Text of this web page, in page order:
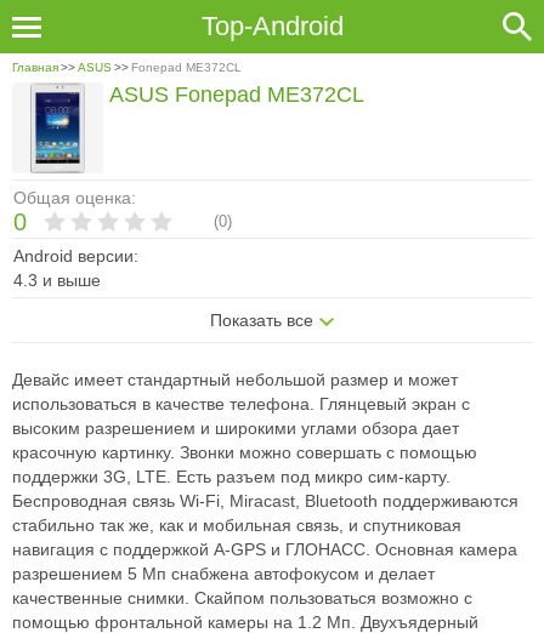
Top-Android
Главная>>ASUS>> Fonepad ME372CL
Общая оценка:
0 (0)
Android версии:
4.3 и выше
Показать все
ASUS Fonepad ME372CL
Девайс имеет стандартный небольшой размер и может
использоваться в качестве телефона. Глянцевый экран с
высоким разрешением и широкими углами обзора дает
красочную картинку. Звонки можно совершать с помощью
поддержки 3G, LTE. Есть разъем под микро сим-карту.
Беспроводная связь Wi-Fi, Miracast, Bluetooth поддерживаются
стабильно так же, как и мобильная связь, и спутниковая
навигация с поддержкой A-GPS и ГЛОНАСС. Основная камера
разрешением 5 Мп снабжена автофокусом и делает
качественные снимки. Скайпом пользоваться возможно с
помощью фронтальной камеры на 1.2 Мп. Двухъядерный